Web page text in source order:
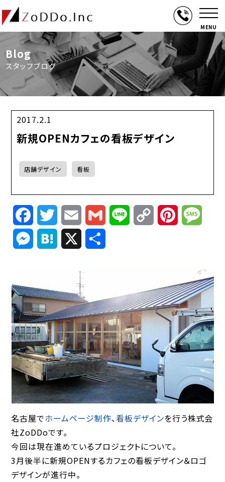
MENU
Blog
スタッフブログ
2017.2.1
新規OPENカフェの看板デザイン
店舗デザイン 看板
FacebookTwitterEmail Gmail Line
Copy
Link
Pinterest
Messenger
Hatena
名古屋でホームページ制作、看板デザインを行う株式会
社ZoDDoです。
今回は現在進めているプロジェクトについて。
3月後半に新規OPENするカフェの看板デザイン＆ロゴ
デザインが進行中。